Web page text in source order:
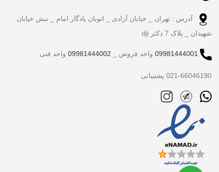
آدرس : تهران _ خیابان آزادی _ اتوبان یادگار امام _ نبش خیابان
شهیدان _ پلاک 7 دکتر dji
09981444001 واحد فروش _ 09981444002 واحد فنی
021-66046190 پشتیبانی